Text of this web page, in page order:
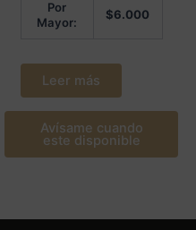
Por
Mayor:
$6.000
Leer más
Avísame cuando
este disponible